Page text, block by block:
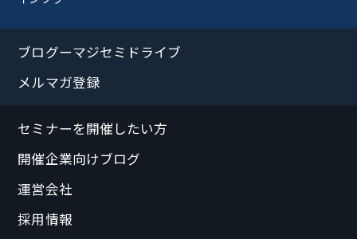
ブログーマジセミドライブ
メルマガ登録
セミナーを開催したい方
開催企業向けブログ
運営会社
採用情報